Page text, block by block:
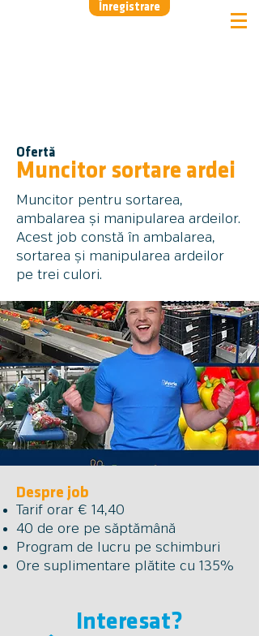
Înregistrare
Ofertă
Muncitor sortare ardei
Muncitor pentru sortarea,
ambalarea și manipularea ardeilor.
Acest job constă în ambalarea,
sortarea și manipularea ardeilor
pe trei culori.
Despre job
Tarif orar € 14,40
40 de ore pe săptămână
Program de lucru pe schimburi
Ore suplimentare plătite cu 135%
Interesat?